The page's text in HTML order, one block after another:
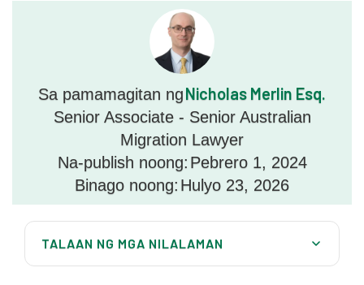
Sa pamamagitan ngNicholas Merlin Esq.
Senior Associate - Senior Australian
Migration Lawyer
Na-publish noong: Pebrero 1, 2024
Binago noong: Hulyo 23, 2026
TALAAN NG MGA NILALAMAN